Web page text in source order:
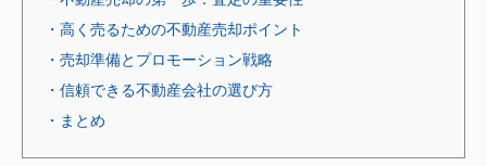
・高く売るための不動産売却ポイント
・売却準備とプロモーション戦略
・信頼できる不動産会社の選び方
・まとめ